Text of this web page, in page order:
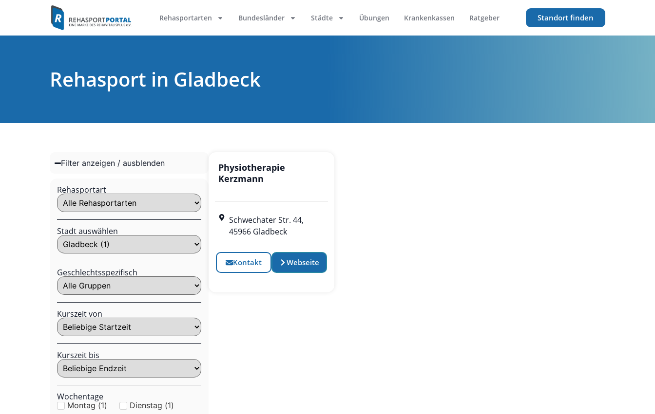
Rehasportarten Bundesländer Städte Übungen Krankenkassen Ratgeber Standort finden
Rehasport in Gladbeck
Filter anzeigen / ausblenden
Rehasportart
Stadt auswählen
Geschlechtsspezifisch
Kurszeit von
Kurszeit bis
Wochentage
Montag (1) Dienstag (1)
Physiotherapie
Kerzmann
Schwechater Str. 44,
45966 Gladbeck
Kontakt Webseite